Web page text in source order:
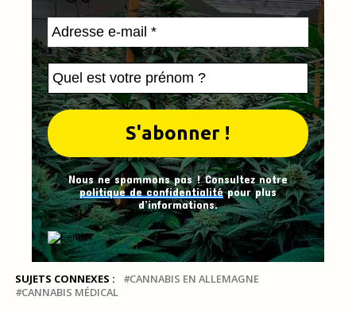
Nous ne spammons pas ! Consultez notre
politique de confidentialitépour plus
d’informations.
SUJETS CONNEXES :
CANNABIS EN ALLEMAGNE
CANNABIS MÉDICAL